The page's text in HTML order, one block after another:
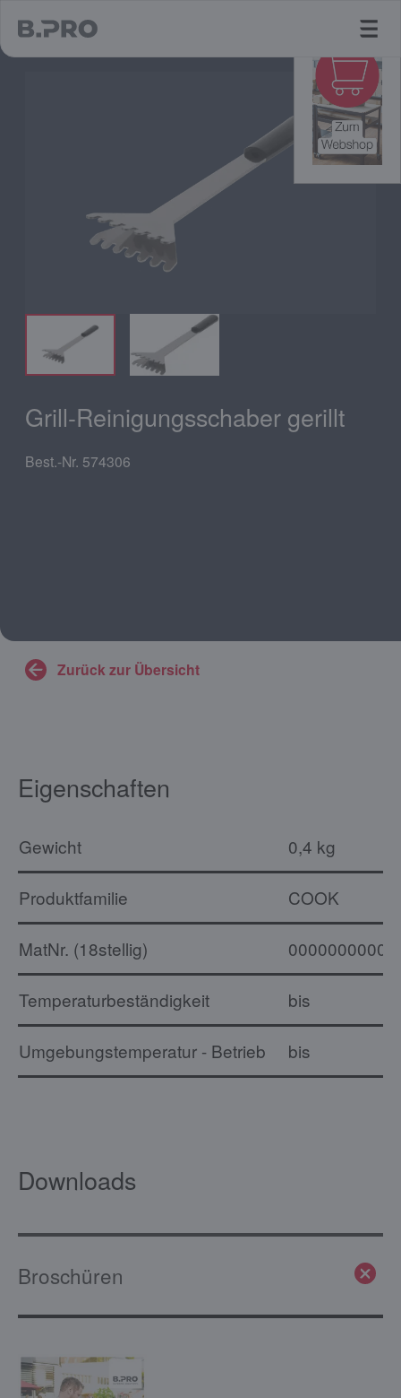
Grill-Reinigungsschaber gerillt
Best.-Nr. 574306
Zurück zur Übersicht
Eigenschaften
Gewicht 0,4 kg
Produktfamilie COOK
MatNr. (18stellig)
Temperaturbeständigkeit bis
Umgebungstemperatur - Betrieb bis
Downloads
Broschüren